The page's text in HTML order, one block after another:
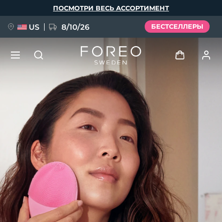
ПОСМОТРИ ВЕСЬ АССОРТИМЕНТ
US 8/10/26 БЕСТСЕЛЛЕРЫ
Профиль пользователя
Мои приборы
Мои заказы
Мои адреса
Мои подписки
НОВИНКА
FAQ™ Pure Beauty-Tech Elixir
BREAKING NEWS
issa™ Teeth Whitening Set
Язык
English Deutsch
Español
Français
Italiano
Português
Polski
Svenska
Русский
Türkçe
简体中文 繁體中文